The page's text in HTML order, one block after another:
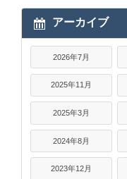
アーカイブ
2026年7月
2025年11月
2025年3月
2024年8月
2023年12月